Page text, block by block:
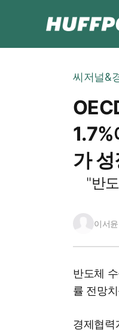
씨저널&
가
"반
이서
반도체
률 전망
경제협력